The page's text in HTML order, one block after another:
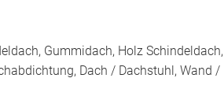
Gummidach, Holz Schindeldach,
Dach / Dachstuhl, Wand /